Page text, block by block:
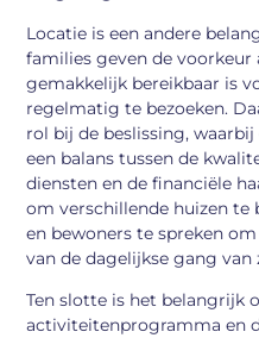
Locatie is een andere
families geven de voorkeur
gemakkelijk bereikbaar is
regelmatig te bezoeken.
rol bij de beslissing,
een balans tussen de
diensten en de financiële
om verschillende huizen te
en bewoners te spreken
van de dagelijkse gang van
Ten slotte is het belangrijk
activiteitenprogramma en